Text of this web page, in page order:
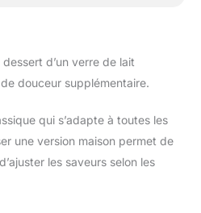
d’un verre de lait
douceur supplémentaire.
qui s’adapte à toutes les
une version maison permet de
les saveurs selon les